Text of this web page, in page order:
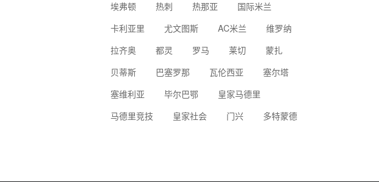
埃弗顿
热刺 热那亚
国际米兰
卡利亚里
尤文图斯 AC米兰
维罗纳
拉齐奥
都灵 罗马 莱切
蒙扎
贝蒂斯
巴塞罗那 瓦伦西亚
塞尔塔
塞维利亚
毕尔巴鄂
皇家马德里
马德里竞技
皇家社会 门兴 多特蒙德